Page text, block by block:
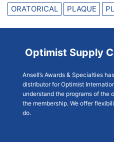
ORATORICAL
PLAQUE
Optimist Supply
Ansell’s Awards & Specialties
distributor for Optimist
understand the programs of the
the membership. We offer
do.